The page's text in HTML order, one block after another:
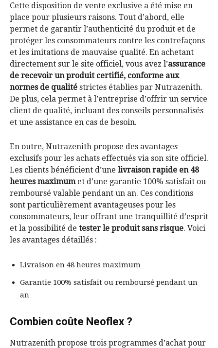
Cette disposition de vente exclusive a été mise en
place pour plusieurs raisons. Tout d’abord, elle
permet de garantir l’authenticité du produit et de
protéger les consommateurs contre les contrefaçons
et les imitations de mauvaise qualité. En achetant
directement sur le site officiel, vous avez l’assurance
de recevoir un produit certifié, conforme aux
normes de qualité strictes établies par Nutrazenith.
De plus, cela permet à l’entreprise d’offrir un service
client de qualité, incluant des conseils personnalisés
et une assistance en cas de besoin.
En outre, Nutrazenith propose des avantages
exclusifs pour les achats effectués via son site officiel.
Les clients bénéficient d’une livraison rapide en 48
heures maximumet d’une garantie 100% satisfait ou
remboursé valable pendant un an. Ces conditions
sont particulièrement avantageuses pour les
consommateurs, leur offrant une tranquillité d’esprit
et la possibilité de tester le produit sans risque. Voici
les avantages détaillés :
Livraison en 48 heures maximum
Garantie 100% satisfait ou remboursé pendant un
an
Combien coûte Neoflex ?
Nutrazenith propose trois programmes d’achat pour